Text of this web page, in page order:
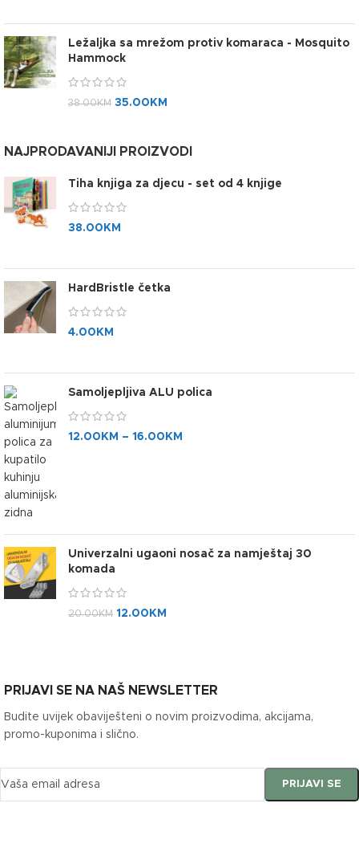
Ležaljka sa mrežom protiv komaraca - Mosquito
Hammock
38.00KM 35.00 KM
NAJPRODAVANIJI PROIZVODI
Tiha knjiga za djecu - set od 4 knjige
38.00 KM
HardBristle četka
4.00 KM
Samoljepljiva ALU polica
12.00 KM – 16.00 KM
Univerzalni ugaoni nosač za namještaj 30
komada
20.00KM 12.00 KM
PRIJAVI SE NA NAŠ NEWSLETTER
Budite uvijek obaviješteni o novim proizvodima, akcijama,
promo-kuponima i slično.